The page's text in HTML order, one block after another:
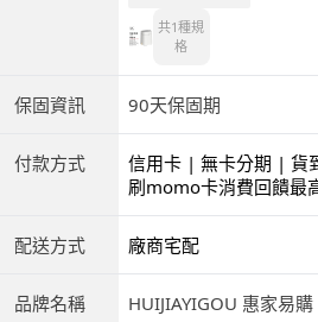
共1種規
格
保固資訊 90天保固期
付款方式
信用卡 | 無卡分期 | 貨
商付款 | ATM | 銀聯卡
刷momo卡消費回饋最
配送方式 廠商宅配
品牌名稱 HUIJIAYIGOU 惠家易購